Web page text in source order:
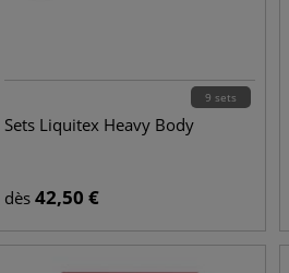
9 sets
Sets Liquitex Heavy Body
dès 42,50 €